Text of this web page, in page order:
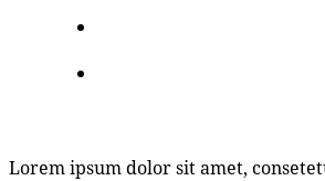
Lorem ipsum dolor sit amet,